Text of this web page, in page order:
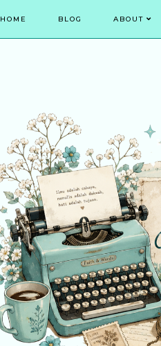
HOME BLOG ABOUT